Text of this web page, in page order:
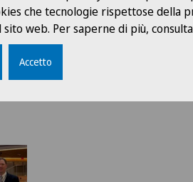
che tecnologie rispettose della
sito web. Per saperne di più,
Accetto